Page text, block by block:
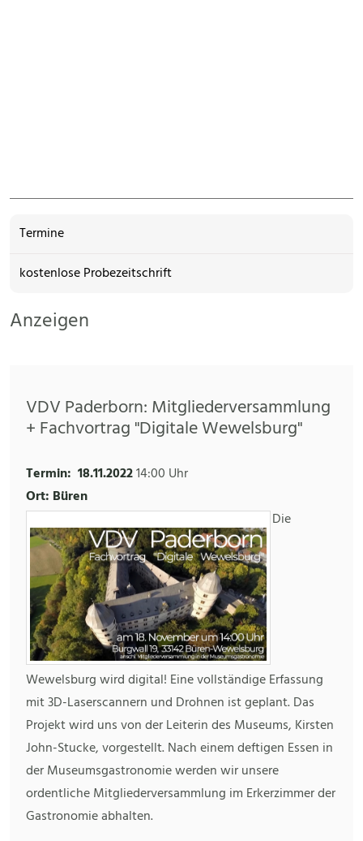
Termine
kostenlose Probezeitschrift
Anzeigen
VDV Paderborn: Mitgliederversammlung
+ Fachvortrag "Digitale Wewelsburg"
Termin: 18.11.202214:00 Uhr
Ort: Büren
Die
Wewelsburg wird digital! Eine vollständige Erfassung
mit 3D-Laserscannern und Drohnen ist geplant. Das
Projekt wird uns von der Leiterin des Museums, Kirsten
John-Stucke, vorgestellt. Nach einem deftigen Essen in
der Museumsgastronomie werden wir unsere
ordentliche Mitgliederversammlung im Erkerzimmer der
Gastronomie abhalten.